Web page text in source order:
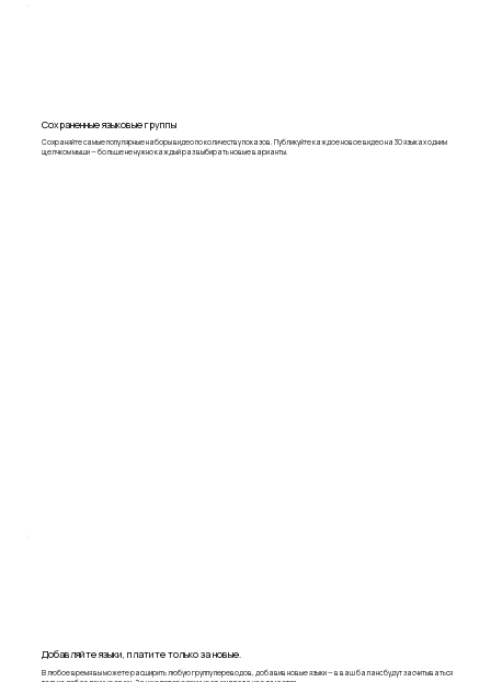
Сохраненные языковые группы
Сохраняйте самые популярные наборы видео по количеству показов. Публикуйте каждое новое видео на 30 языках одним
щелчком мыши — больше не нужно каждый раз выбирать новые варианты.
Добавляйте языки, платите только за новые.
В любое время вы можете расширить любую группу переводов, добавив новые языки — в ваш баланс будут засчитываться